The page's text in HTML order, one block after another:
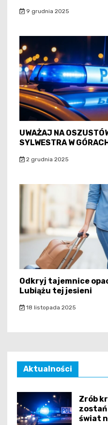
9 grudnia 2025
UWAŻAJ NA
SYLWESTRA W GÓRACH
2 grudnia 2025
Odkryj tajemnice
Lubiążu tej jesieni
18 listopada 2025
Aktualności
Zrób
świat